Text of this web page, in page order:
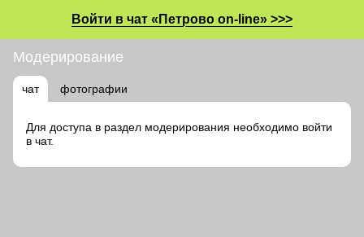
Войти в чат «Петрово on-line» >>>
Модерирование
чат фотографии
Для доступа в раздел модерирования необходимо войти
в чат.